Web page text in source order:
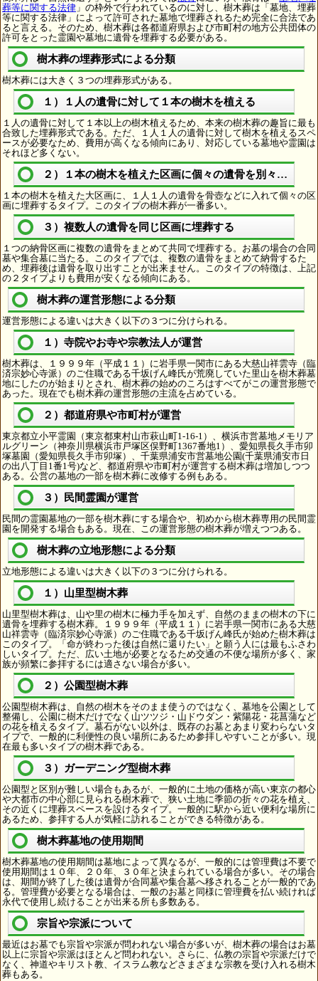
葬等に関する法律 」の枠外で行われているのに対し、樹木葬は「墓地、埋葬
等に関する法律」によって許可された墓地で埋葬されるため完全に合法であ
ると言える。そのため、樹木葬は各都道府県および市町村の地方公共団体の
許可をとった霊園や墓地に遺骨を埋葬する必要がある。
樹木葬の埋葬形式による分類
樹木葬には大きく３つの埋葬形式がある。
１）１人の遺骨に対して１本の樹木を植える
１人の遺骨に対して１本以上の樹木植えるため、本来の樹木葬の趣旨に最も
合致した埋葬形式である。ただ、１人１人の遺骨に対して樹木を植えるスペ
ースが必要なため、費用が高くなる傾向にあり、対応している墓地や霊園は
それほど多くない。
２）１本の樹木を植えた区画に個々の遺骨を別々に埋葬
１本の樹木を植えた大区画に、１人１人の遺骨を骨壺などに入れて個々の区
画に埋葬するタイプ。このタイプの樹木葬が一番多い。
３）複数人の遺骨を同じ区画に埋葬する
１つの納骨区画に複数の遺骨をまとめて共同で埋葬する。お墓の場合の合同
墓や集合墓に当たる。このタイプでは、複数の遺骨をまとめて納骨するた
め、埋葬後は遺骨を取り出すことが出来ません。このタイプの特徴は、上記
の２タイプよりも費用が安くなる傾向にある。
樹木葬の運営形態による分類
運営形態による違いは大きく以下の３つに分けられる。
１）寺院やお寺や宗教法人が運営
樹木葬は、１９９９年（平成１１）に岩手県一関市にある大慈山祥雲寺（臨
済宗妙心寺派）のご住職である千坂げん峰氏が荒廃していた里山を樹木葬墓
地にしたのが始まりとされ、樹木葬の始めのころはすべてがこの運営形態で
あった。現在でも樹木葬の運営形態の主流を占めている。
２）都道府県や市町村が運営
東京都立小平霊園（東京都東村山市萩山町1-16-1）、横浜市営墓地メモリア
ルグリーン（神奈川県横浜市戸塚区俣野町1367番地1）、愛知県長久手市卯
塚墓園（愛知県長久手市卯塚）、千葉県浦安市営墓地公園(千葉県浦安市日
の出八丁目1番1号)など、都道府県や市町村が運営する樹木葬は増加しつつ
ある。公営の墓地の一部を樹木葬に改修する例もある。
３）民間霊園が運営
民間の霊園墓地の一部を樹木葬にする場合や、初めから樹木葬専用の民間霊
園を開発する場合もある。現在、この運営形態の樹木葬が増えつつある。
樹木葬の立地形態による分類
立地形態による違いは大きく以下の３つに分けられる。
１）山里型樹木葬
山里型樹木葬は、山や里の樹木に極力手を加えず、自然のままの樹木の下に
遺骨を埋葬する樹木葬。１９９９年（平成１１）に岩手県一関市にある大慈
山祥雲寺（臨済宗妙心寺派）のご住職である千坂げん峰氏が始めた樹木葬は
このタイプ。「命が終わった後は自然に還りたい」と願う人には最もふさわ
しいタイプ。ただ、広い土地が必要となるため交通の不便な場所が多く、家
族が頻繁に参拝するには適さない場合が多い。
２）公園型樹木葬
公園型樹木葬は、自然の樹木をそのまま使うのではなく、墓地を公園として
整備し、公園に樹木だけでなく山ツツジ・山ドウダン・紫陽花・花菖蒲など
の花を植えるタイプ。墓石がない以外は、既存のお墓とあまり変わらないタ
イプで、一般的に利便性の良い場所にあるため参拝しやすいことが多い。現
在最も多いタイプの樹木葬である。
３）ガーデニング型樹木葬
公園型と区別が難しい場合もあるが、一般的に土地の価格が高い東京の都心
や大都市の中心部に見られる樹木葬で、狭い土地に季節の折々の花を植え、
その近くに埋葬スペースを設けるタイプ。一般的に駅から近い便利な場所に
あるため、参拝する人が気軽に訪れることができる特徴がある。
樹木葬墓地の使用期間
樹木葬墓地の使用期間は墓地によって異なるが、一般的には管理費は不要で
使用期間は１０年、２０年、３０年と決まられている場合が多い。その場合
は、期間が終了した後は遺骨が合同墓や集合墓へ移されることが一般的であ
る。管理費が必要となる場合は、一般のお墓と同様に管理費を払い続ければ
永代で使用し続けることが出来る所も多数ある。
宗旨や宗派について
最近はお墓でも宗旨や宗派が問われない場合が多いが、樹木葬の場合はお墓
以上に宗旨や宗派はほとんど問われない。さらに、仏教の宗旨や宗派だけで
なく、神道やキリスト教、イスラム教などさまざまな宗教を受け入れる樹木
葬もある。